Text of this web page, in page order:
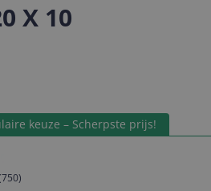
Er zijn geen artikelen gevonden.
X 10
keuze – Scherpste prijs!
750)